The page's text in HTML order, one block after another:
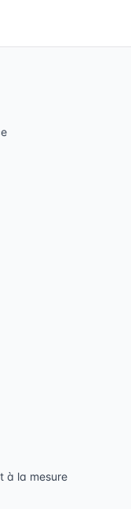
à la mesure